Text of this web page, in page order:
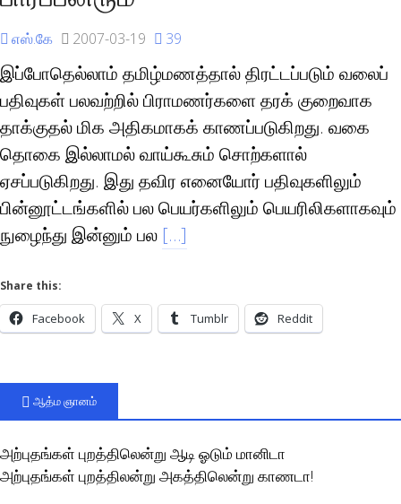
எஸ்.கே 2007-03-19 39
இப்போதெல்லாம் தமிழ்மணத்தால் திரட்டப்படும் வலைப்
பதிவுகள் பலவற்றில் பிராமணர்களை தரக் குறைவாக
தாக்குதல் மிக அதிகமாகக் காணப்படுகிறது. வகை
தொகை இல்லாமல் வாய்கூசும் சொற்களால்
ஏசப்படுகிறது. இது தவிர எனையோர் பதிவுகளிலும்
பின்னூட்டங்களில் பல பெயர்களிலும் பெயரிலிகளாகவும்
நுழைந்து இன்னும் பல […]
Share this:
Facebook X Tumblr Reddit
ஆத்ம ஞானம்
அற்புதங்கள் புறத்திலென்று ஆடி ஓடும் மானிடா
அற்புதங்கள் புறத்திலன்று அகத்திலென்று காணடா!